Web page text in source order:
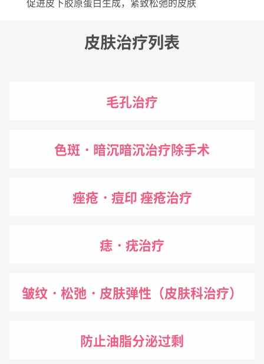
皮肤治疗列表
毛孔治疗
色斑・暗沉暗沉治疗除手术
痤疮・痘印 痤疮治疗
痣・疣治疗
皱纹・松弛・皮肤弹性（皮肤科治疗）
防止油脂分泌过剩